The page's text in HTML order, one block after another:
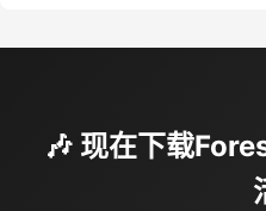
🎶 现在下载